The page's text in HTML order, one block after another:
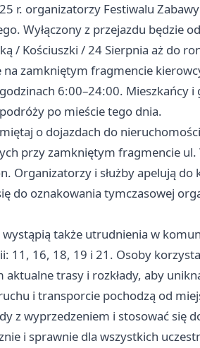
r. organizatorzy Festiwalu
Wyłączony z przejazdu będzie
/ Kościuszki / 24 Sierpnia aż do
na zamkniętym fragmencie
6:00–24:00. Mieszkańcy
po mieście tego dnia.
o dojazdach do
przy zamkniętym fragmencie
Organizatorzy i służby apelują
do oznakowania tymczasowej
także utrudnienia w
11, 16, 18, 19 i 21. Osoby
trasy i rozkłady, aby
i transporcie pochodzą od
z wyprzedzeniem i stosować się
i sprawnie dla wszystkich